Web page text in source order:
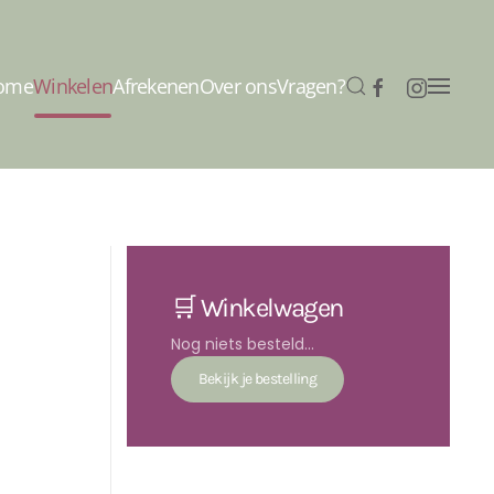
WinkelenAfrekenenOver onsVragen?
🛒 Winkelwagen
Nog niets besteld...